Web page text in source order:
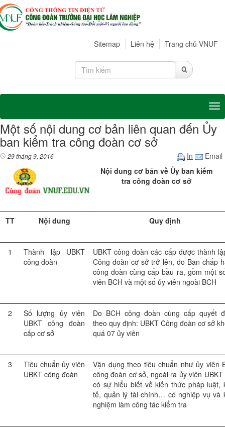
Sitemap Liên hệ Trang chủ VNUF
Một số nội dung cơ bản liên quan đến Ủy
ban kiểm tra công đoàn cơ sở
29 tháng 9, 2016 In
Email
Nội dung cơ bản về Ủy ban kiểm
tra công đoàn cơ sở
TT Nội dung Quy định
1
Thành lập UBKT
công đoàn
UBKT công đoàn các cấp được thành
Công đoàn cơ sở trở lên, do Ban chấp
công đoàn cùng cấp bầu ra, gồm một
viên BCH và một số ủy viên ngoài BCH
2
Số lượng ủy viên
UBKT công đoàn
cấp cơ sở
Do BCH công đoàn cùng cấp quyết
theo quy định: UBKT Công đoàn cơ sở
quá 07 ủy viên
3
Tiêu chuẩn ủy viên
UBKT công đoàn
Vận dụng theo tiêu chuẩn như ủy viên
công đoàn cơ sở, ngoài ra ủy viên UBKT
có sự hiểu biết về kiến thức pháp luật,
tế, quản lý tài chính… có nghiệp vụ và
nghiệm làm công tác kiểm tra